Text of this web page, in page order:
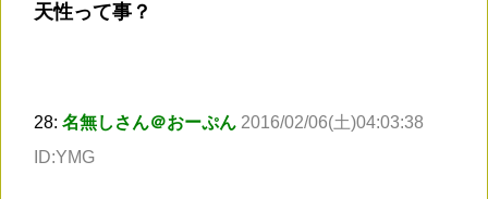
天性って事？
28: 名無しさん＠おーぷん 2016/02/06(土)04:03:38
ID:YMG